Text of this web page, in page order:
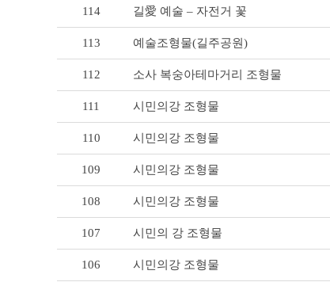
물 리
트
이
114 길愛 예술 – 자전거 꽃
113 예술조형물(길주공원)
112 소사 복숭아테마거리 조형물
111 시민의강 조형물
110 시민의강 조형물
109 시민의강 조형물
108 시민의강 조형물
107 시민의 강 조형물
106 시민의강 조형물